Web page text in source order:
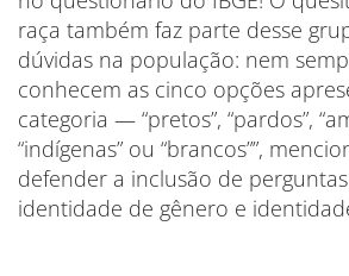
raça também faz parte desse
dúvidas na população: nem
conhecem as cinco opções
categoria — “pretos”, “pardos”,
“indígenas” ou “brancos””,
defender a inclusão de
identidade de gênero e